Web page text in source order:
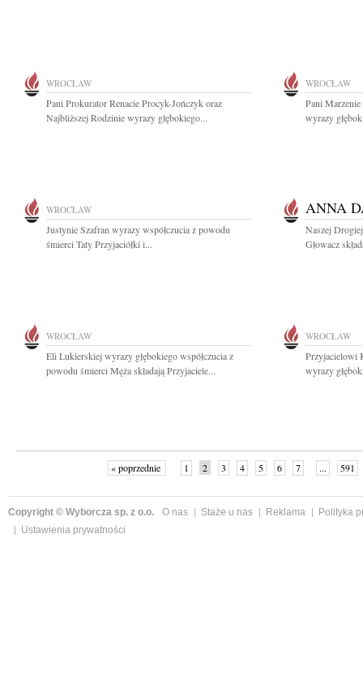
WROCŁAW
Pani Prokurator Renacie Procyk-Jończyk oraz
Najbliższej Rodzinie wyrazy głębokiego...
WROCŁAW
Pani
wyrazy
WROCŁAW
Justynie Szafran wyrazy współczucia z powodu
śmierci Taty Przyjaciółki i...
ANNA
Naszej
Głowacz
WROCŁAW
Eli Lukierskiej wyrazy głębokiego współczucia z
powodu śmierci Męża składają Przyjaciele...
WROCŁAW
Przyjacielowi
wyrazy
« poprzednie 1 2 3 4 5 6 7 ... 591
Copyright © Wyborcza sp. z o.o. O nas Staże u nas Reklama
Polityka
Ustawienia prywatności